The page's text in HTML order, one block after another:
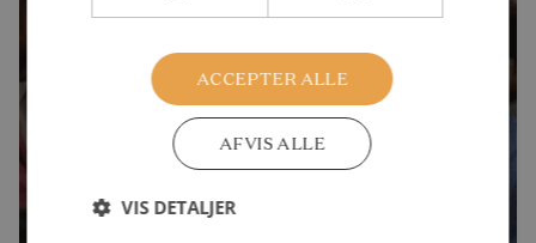
ACCEPTER ALLE
AFVIS ALLE
VIS DETALJER